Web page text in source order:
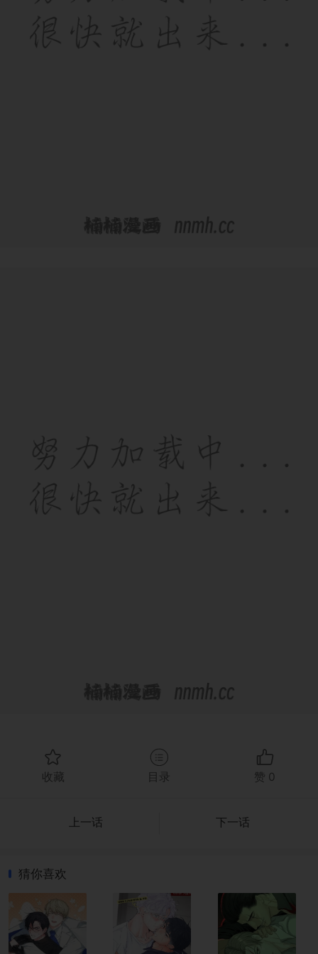
收藏 目录 赞 0
上一话 下一话
猜你喜欢